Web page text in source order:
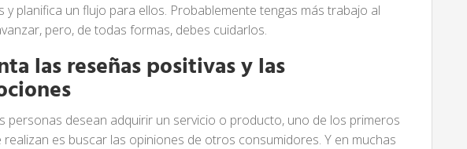
y planifica un flujo para ellos. Probablemente tengas más trabajo al
pero, de todas formas, debes cuidarlos.
las reseñas positivas y las
personas desean adquirir un servicio o producto, uno de los primeros
realizan es buscar las opiniones de otros consumidores. Y en muchas